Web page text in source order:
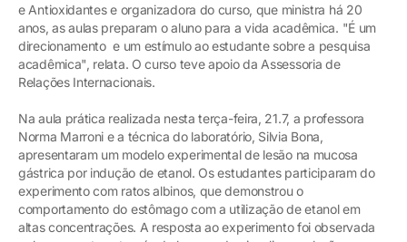
e Antioxidantes e organizadora do curso, que ministra há 20
anos, as aulas preparam o aluno para a vida acadêmica. "É um
direcionamento e um estímulo ao estudante sobre a pesquisa
acadêmica", relata. O curso teve apoio da Assessoria de
Relações Internacionais.
Na aula prática realizada nesta terça-feira, 21.7, a professora
Norma Marroni e a técnica do laboratório, Silvia Bona,
apresentaram um modelo experimental de lesão na mucosa
gástrica por indução de etanol. Os estudantes participaram do
experimento com ratos albinos, que demonstrou o
comportamento do estômago com a utilização de etanol em
altas concentrações. A resposta ao experimento foi observada